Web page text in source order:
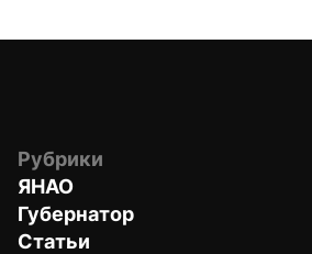
Рубрики
ЯНАО
Губернатор
Статьи